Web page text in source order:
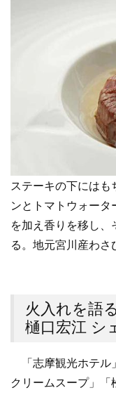
ステーキの下にはも
ンとトマトウォータ
を加え香りを移し
る。地元宮川産わさ
火入れを語る
樋口宏江 シ
「志摩観光ホテル
クリームスープ」「